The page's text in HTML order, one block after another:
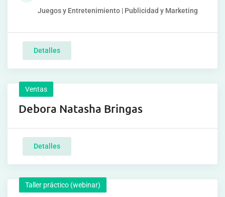
Juegos y Entretenimiento | Publicidad y Marketing
Detalles
Ventas
Debora Natasha Bringas
Detalles
Taller práctico (webinar)